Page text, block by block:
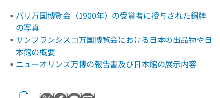
パリ万国博覧会（1900年）の受賞者に授与された銅牌
の写真
サンフランシスコ万国博覧会における日本の出品物や日
本館の概要
ニューオリンズ万博の報告書及び日本館の展示内容